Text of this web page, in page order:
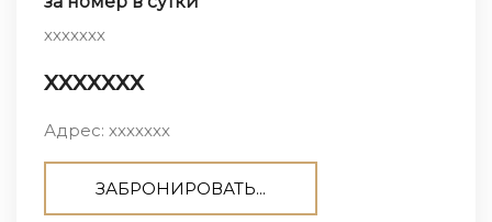
ххххххх
ххххххх
Адрес: ххххххх
ЗАБРОНИРОВАТЬ...